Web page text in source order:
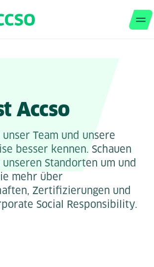
Accso
unser Team und unsere
besser kennen. Schauen
unseren Standorten um und
mehr über
Zertifizierungen und
Social Responsibility.